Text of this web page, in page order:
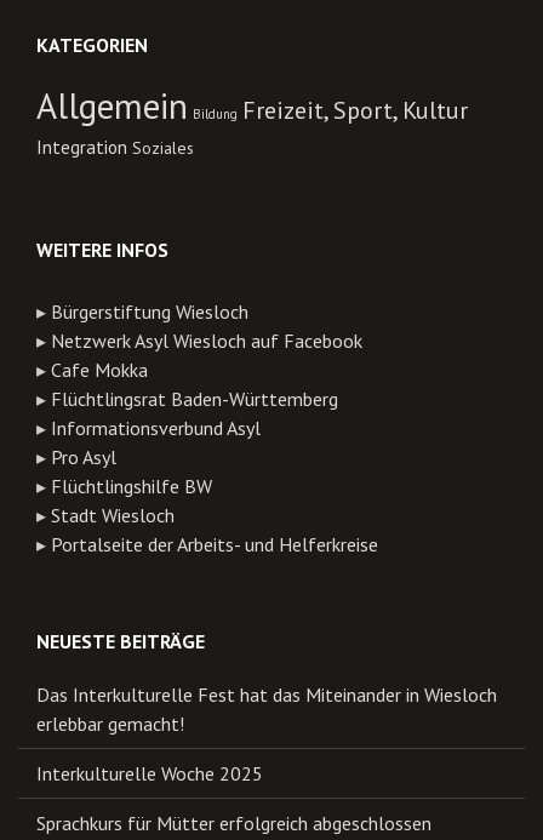
KATEGORIEN
Allgemein Bildung Freizeit, Sport, Kultur
Integration Soziales
WEITERE INFOS
▸ Bürgerstiftung Wiesloch
▸ Netzwerk Asyl Wiesloch auf Facebook
▸ Cafe Mokka
▸ Flüchtlingsrat Baden-Württemberg
▸ Informationsverbund Asyl
▸ Pro Asyl
▸ Flüchtlingshilfe BW
▸ Stadt Wiesloch
▸ Portalseite der Arbeits- und Helferkreise
NEUESTE BEITRÄGE
Das Interkulturelle Fest hat das Miteinander in Wiesloch
erlebbar gemacht!
Interkulturelle Woche 2025
Sprachkurs für Mütter erfolgreich abgeschlossen